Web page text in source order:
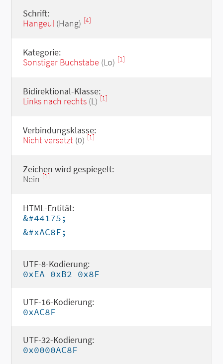
Schrift:
Hangeul(Hang) [4]
Kategorie:
Sonstiger Buchstabe (Lo) [1]
Bidirektional-Klasse:
Links nach rechts(L) [1]
Verbindungsklasse:
Nicht versetzt(0) [1]
Zeichen wird gespiegelt:
Nein [1]
HTML-Entität:
&#44175;
&#xAC8F;
UTF-8-Kodierung:
0xEA 0xB2 0x8F
UTF-16-Kodierung:
0xAC8F
UTF-32-Kodierung:
0x0000AC8F